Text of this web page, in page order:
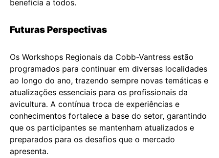
beneficia a todos.
Futuras Perspectivas
Os Workshops Regionais da Cobb-Vantress estão
programados para continuar em diversas localidades
ao longo do ano, trazendo sempre novas temáticas e
atualizações essenciais para os profissionais da
avicultura. A contínua troca de experiências e
conhecimentos fortalece a base do setor, garantindo
que os participantes se mantenham atualizados e
preparados para os desafios que o mercado
apresenta.